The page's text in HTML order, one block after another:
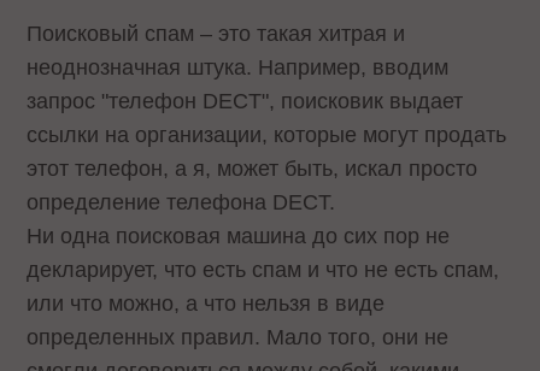
Поисковый спам – это такая хитрая и
неоднозначная штука. Например, вводим
запрос "телефон DECT", поисковик выдает
ссылки на организации, которые могут продать
этот телефон, а я, может быть, искал просто
определение телефона DECT.
Ни одна поисковая машина до сих пор не
декларирует, что есть спам и что не есть спам,
или что можно, а что нельзя в виде
определенных правил. Мало того, они не